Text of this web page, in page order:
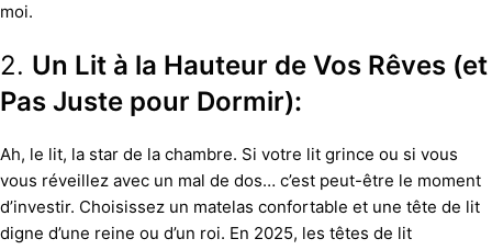
moi.
2. Un Lit à la Hauteur de Vos Rêves (et
Pas Juste pour Dormir):
Ah, le lit, la star de la chambre. Si votre lit grince ou si vous
vous réveillez avec un mal de dos… c’est peut-être le moment
d’investir. Choisissez un matelas confortable et une tête de lit
digne d’une reine ou d’un roi. En 2025, les têtes de lit